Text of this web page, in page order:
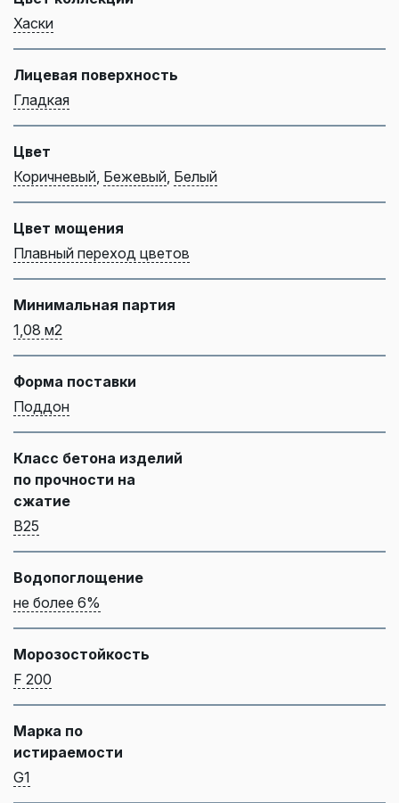
Хаски
Лицевая поверхность
Гладкая
Цвет
Коричневый Бежевый Белый
Цвет мощения
Плавный переход цветов
Минимальная партия
1,08 м2
Форма поставки
Поддон
Класс бетона изделий
по прочности на
сжатие
B25
Водопоглощение
не более 6%
Морозостойкость
F 200
Марка по
истираемости
G1